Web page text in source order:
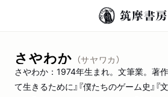
さやわか （サヤワカ）
さやわか：1974年生まれ。文筆業。著
て生きるために』『僕たちのゲーム史』『